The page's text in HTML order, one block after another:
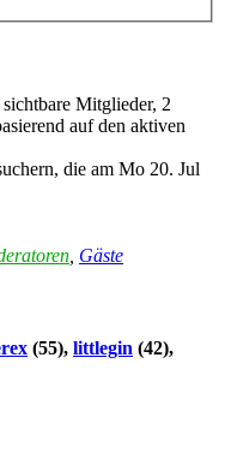
Mitglieder, 2
auf den aktiven
die am Mo 20. Jul
Gäste
(55), littlegin (42),